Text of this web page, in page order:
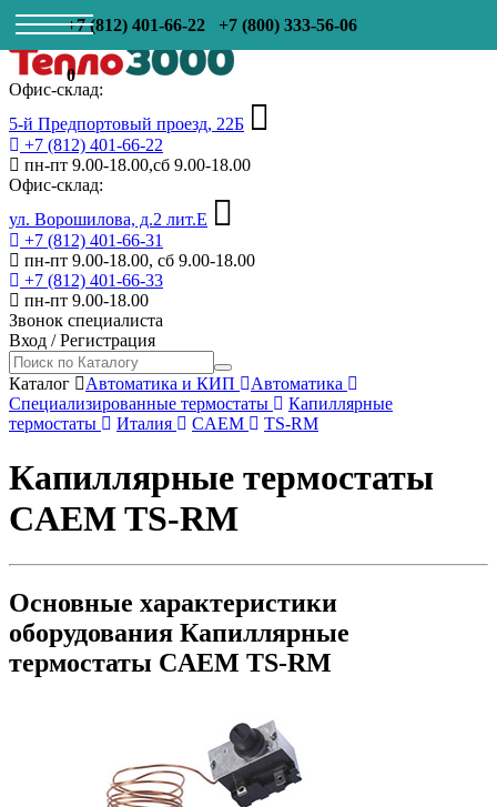
+7 (812) 401-66-22 +7 (800) 333-56-06
0
Офис-склад:
5-й Предпортовый проезд, 22Б
+7 (812) 401-66-22
пн-пт 9.00-18.00,сб 9.00-18.00
Офис-склад:
ул. Ворошилова, д.2 лит.Е
+7 (812) 401-66-31
пн-пт 9.00-18.00, сб 9.00-18.00
+7 (812) 401-66-33
пн-пт 9.00-18.00
Звонок специалиста
Вход /Регистрация
Каталог Автоматика и КИП
Автоматика
Специализированные термостаты
Капиллярные
термостаты
Италия CAEM TS-RM
Капиллярные термостаты
CAEM TS-RM
Основные характеристики
оборудования Капиллярные
термостаты CAEM TS-RM